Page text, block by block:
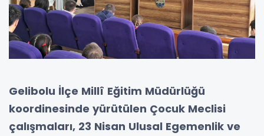
Gelibolu İlçe Millî Eğitim Müdürlüğü
koordinesinde yürütülen Çocuk Meclisi
çalışmaları, 23 Nisan Ulusal Egemenlik ve